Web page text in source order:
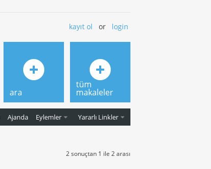
kayıt ol or login
Ajanda Eylemler Yararlı Linkler
ara
tüm
makaleler
2 sonuçtan 1 ile 2 arası